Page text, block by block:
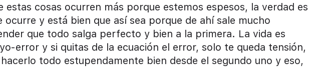
estas cosas ocurren más porque estemos espesos, la verdad es
y está bien que así sea porque de ahí sale mucho
que todo salga perfecto y bien a la primera. La vida es
error y si quitas de la ecuación el error, solo te queda tensión,
todo estupendamente bien desde el segundo uno y eso,